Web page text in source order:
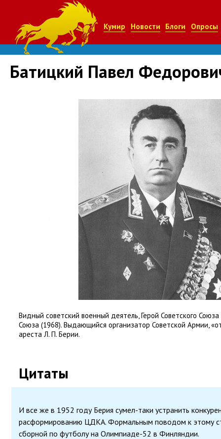
Кумир Новости Блоги Опросы
Батицкий Павел
Видный советский военный деятель, Герой Советского Союза
Союза (1968). Выдающийся организатор Советской Армии,
ареста Л. П. Берии.
Цитаты
И все же в 1952 году Берия сумел-таки устранить
расформированию ЦДКА. Формальным поводом к этому
сборной по футболу на Олимпиаде-52 в Финляндии.